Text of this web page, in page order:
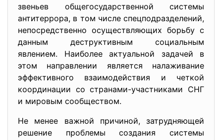
звеньев общегосударственной системы
антитеррора, в том числе спецподразделений,
непосредственно осуществляющих борьбу с
данным деструктивным социальным
явлением. Наиболее актуальной задачей в
этом направлении является налаживание
эффективного взаимодействия и четкой
координации со странами-участниками СНГ
и мировым сообществом.
Не менее важной причиной, затрудняющей
решение проблемы создания системы